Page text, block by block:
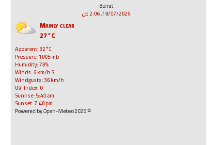
Beirut
18/07/2026, 2:06 ص
Mainly clear
27°C
Apparent: 32°C
Pressure: 1005 mb
Humidity: 78%
Winds: 6 km/h S
Windgusts: 36 km/h
UV-Index: 0
Sunrise: 5:40 am
Sunset: 7:48 pm
© 2026 Powered by Open-Meteo